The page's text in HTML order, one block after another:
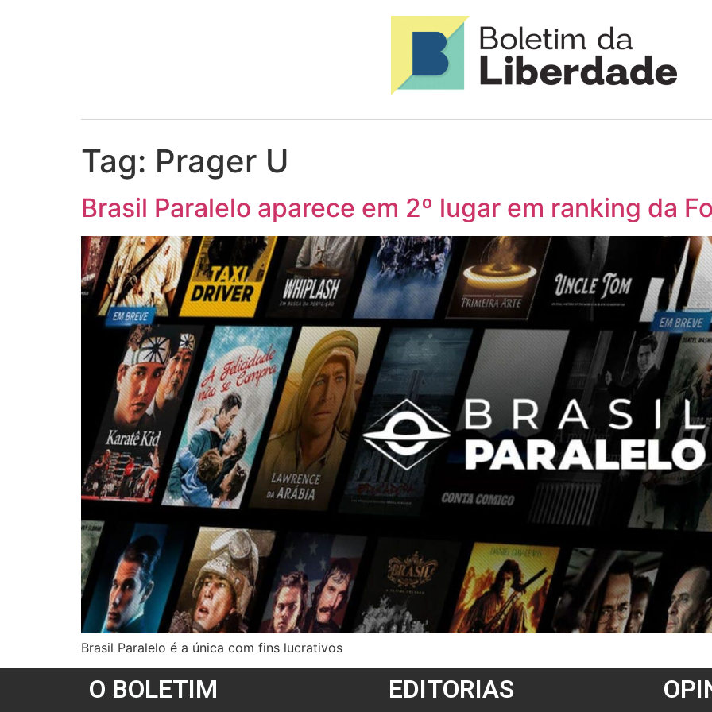
Tag: Prager U
Brasil Paralelo aparece em 2º lugar em ranking da
Brasil Paralelo é a única com fins lucrativos
O BOLETIM EDITORIAS